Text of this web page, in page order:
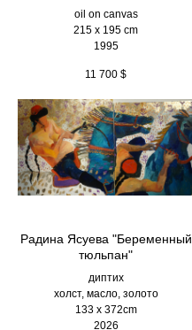
oil on canvas
215 x 195 cm
1995
11 700 $
Радина Ясуева "Беременный
тюльпан"
диптих
холст, масло, золото
133 х 372cm
2026